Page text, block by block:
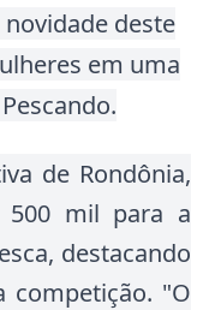
novidade deste
em uma
de Rondônia,
500 mil para a
destacando
competição. "O